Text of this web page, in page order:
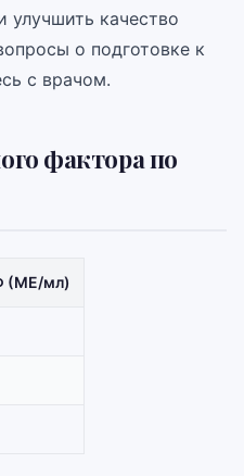
улучшить качество
о подготовке к
с врачом.
фактора по
(МЕ/мл)